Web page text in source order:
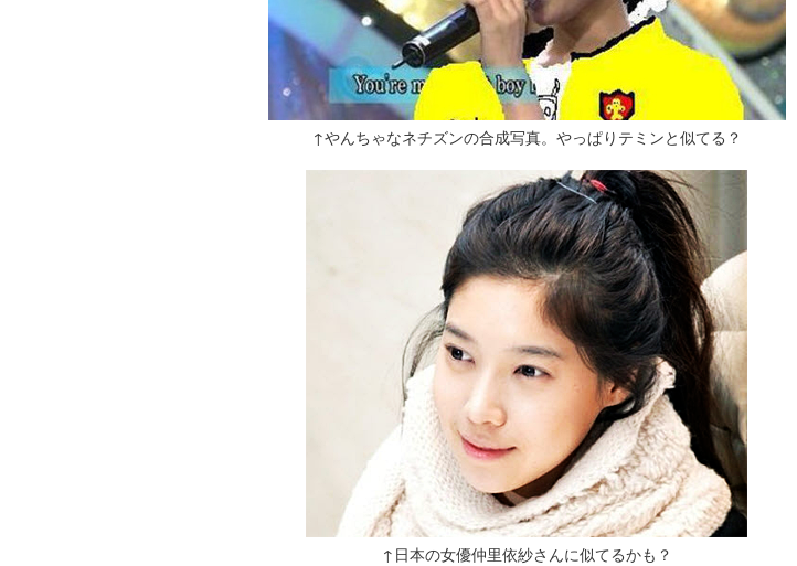
↑やんちゃなネチズンの合成写真。やっぱりテミンと似てる？
↑日本の女優仲里依紗さんに似てるかも？